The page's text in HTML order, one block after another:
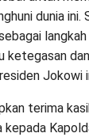
dunia ini.
Jokowi
terima